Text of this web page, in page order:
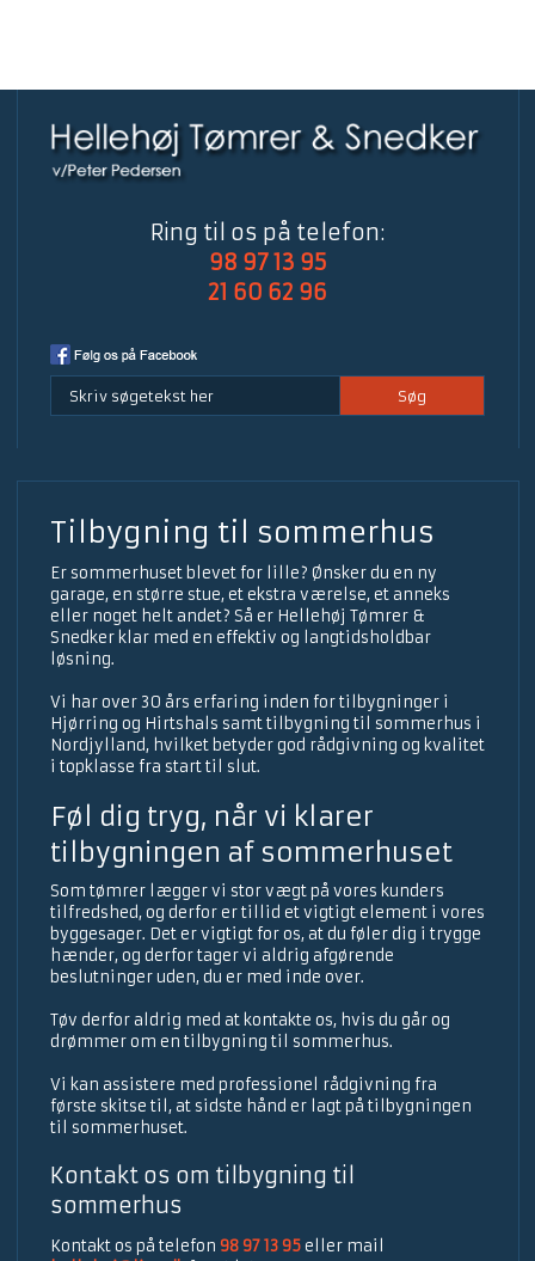
​Ring til os på telefon:
98 97 13 95
21 60 62 96
​Tilbygning til sommerhus
​Er sommerhuset blevet for lille? Ønsker du en ny
garage, en større stue, et ekstra værelse, et anneks
eller noget helt andet? Så er Hellehøj Tømrer &
Snedker klar med en effektiv og langtidsholdbar
løsning.
Vi har over 30 års erfaring inden for tilbygninger i
Hjørring og Hirtshals samt tilbygning til sommerhus i
Nordjylland, hvilket betyder god rådgivning og kvalitet
i topklasse fra start til slut.
Føl dig tryg, når vi klarer
tilbygningen af sommerhuset​
​Som tømrer lægger vi stor vægt på vores kunders
tilfredshed, og derfor er tillid et vigtigt element i vores
byggesager. Det er vigtigt for os, at du føler dig i trygge
hænder, og derfor tager vi aldrig afgørende
beslutninger uden, du er med inde over.
Tøv derfor aldrig med at kontakte os, hvis du går og
drømmer om en tilbygning til sommerhus.
Vi kan assistere med professionel rådgivning fra
første skitse til, at sidste hånd er lagt på tilbygningen
til sommerhuset.
Kontakt os om tilbygning til
sommerhus​
Kontakt os på telefon 98 97 13 95eller mail